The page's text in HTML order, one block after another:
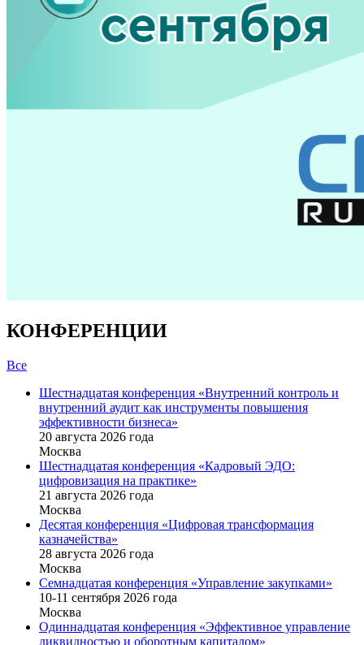
КОНФЕРЕНЦИИ
Все
Шестнадцатая конференция «Внутренний контроль и
внутренний аудит как инструменты повышения
эффективности бизнеса»
20 августа 2026 года
Москва
Шестнадцатая конференция «Кадровый ЭДО:
цифровизация на практике»
21 августа 2026 года
Москва
Десятая конференция «Цифровая трансформация
казначейства»
28 августа 2026 года
Москва
Семнадцатая конференция «Управление закупками»
10-11 сентября 2026 года
Москва
Одиннадцатая конференция «Эффективное управление
ликвидностью и оборотным капиталом»